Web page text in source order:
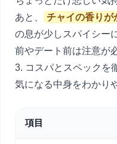
あと、
チャイの香りが
の息が少しスパイシー
前やデート前は注意が
3. コスパとスペックを
気になる中身をわかり
項目